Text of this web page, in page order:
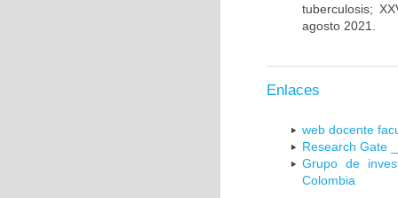
tuberculosis;
agosto 2021.
Enlaces
web docente
Research Gate
Grupo de
Colombia